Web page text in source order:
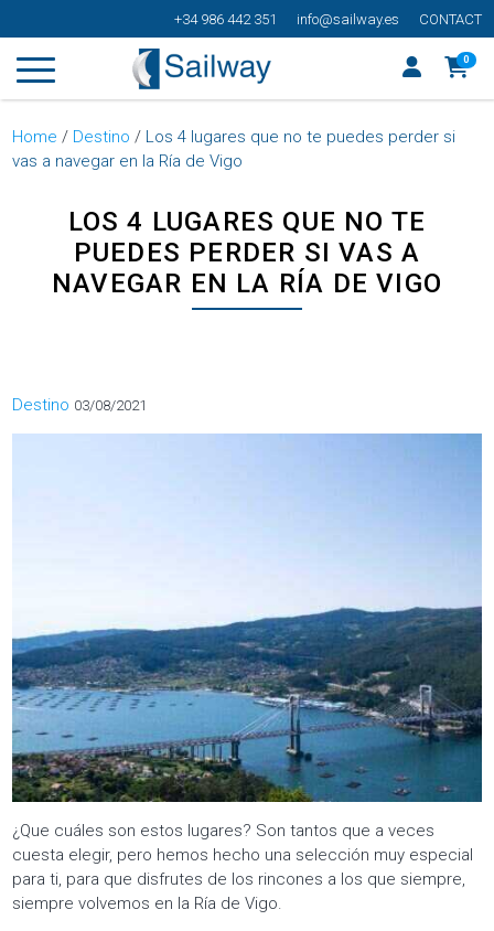
+34 986 442 351 info@sailway.es CONTACT
0
Home / Destino / Los 4 lugares que no te puedes perder si
vas a navegar en la Ría de Vigo
LOS 4 LUGARES QUE NO TE
PUEDES PERDER SI VAS A
NAVEGAR EN LA RÍA DE VIGO
Categorías
Destino 03/08/2021
¿Que cuáles son estos lugares? Son tantos que a veces
cuesta elegir, pero hemos hecho una selección muy especial
para ti, para que disfrutes de los rincones a los que siempre,
siempre volvemos en la Ría de Vigo.